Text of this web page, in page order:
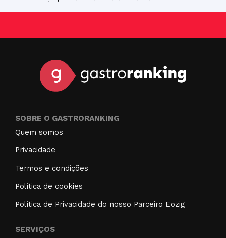
SOBRE O GASTRORANKING
Quem somos
Privacidade
Termos e condições
Política de cookies
Política de Privacidade do nosso Parceiro Eozig
SERVIÇOS